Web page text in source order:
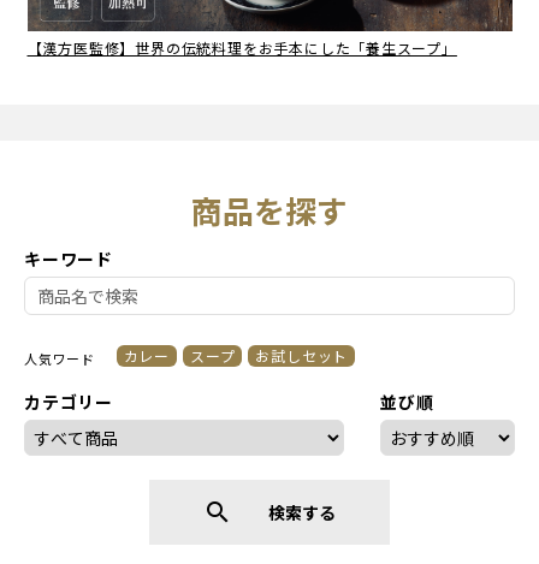
【漢方医監修】世界の伝統料理をお手本にした「養生スープ」
商品を探す
キーワード
カテゴリー
人気ワード カレー スープ お試しセット
並び順
search 検索する